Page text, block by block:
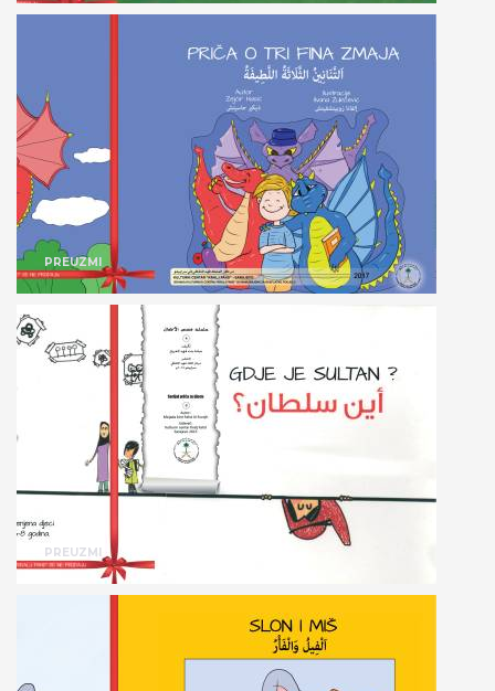
PREUZMI
PREUZMI